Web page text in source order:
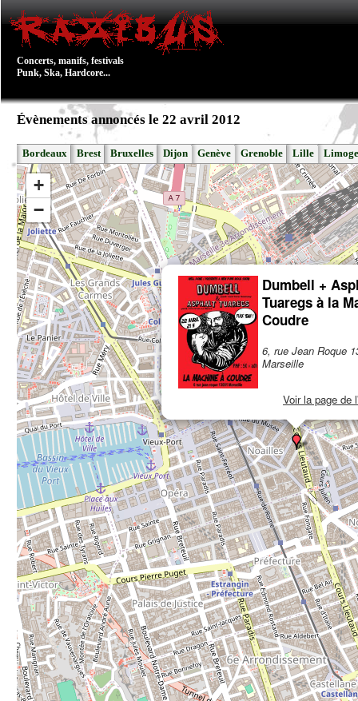
Concerts, manifs, festivals
Punk, Ska, Hardcore...
Évènements annoncés le 22 avril 2012
Bordeaux Brest Bruxelles Dijon Genève Grenoble Lille
Dumbell +
Tuaregs à la
Coudre
6, rue Jean Roque
Marseille
Voir la page de
+
−